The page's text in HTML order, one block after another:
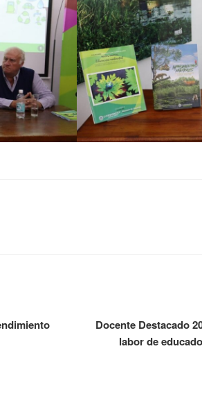
Docente Destacado
labor de